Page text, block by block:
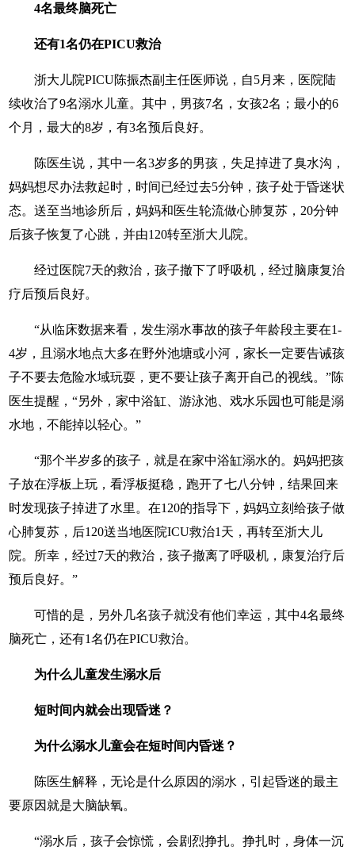
4名最终脑死亡
还有1名仍在PICU救治
浙大儿院PICU陈振杰副主任医师说，自5月来，医院陆
续收治了9名溺水儿童。其中，男孩7名，女孩2名；最小的6
个月，最大的8岁，有3名预后良好。
陈医生说，其中一名3岁多的男孩，失足掉进了臭水沟，
妈妈想尽办法救起时，时间已经过去5分钟，孩子处于昏迷状
态。送至当地诊所后，妈妈和医生轮流做心肺复苏，20分钟
后孩子恢复了心跳，并由120转至浙大儿院。
经过医院7天的救治，孩子撤下了呼吸机，经过脑康复治
疗后预后良好。
“从临床数据来看，发生溺水事故的孩子年龄段主要在1-
4岁，且溺水地点大多在野外池塘或小河，家长一定要告诫孩
子不要去危险水域玩耍，更不要让孩子离开自己的视线。”陈
医生提醒，“另外，家中浴缸、游泳池、戏水乐园也可能是溺
水地，不能掉以轻心。”
“那个半岁多的孩子，就是在家中浴缸溺水的。妈妈把孩
子放在浮板上玩，看浮板挺稳，跑开了七八分钟，结果回来
时发现孩子掉进了水里。在120的指导下，妈妈立刻给孩子做
心肺复苏，后120送当地医院ICU救治1天，再转至浙大儿
院。所幸，经过7天的救治，孩子撤离了呼吸机，康复治疗后
预后良好。”
可惜的是，另外几名孩子就没有他们幸运，其中4名最终
脑死亡，还有1名仍在PICU救治。
为什么儿童发生溺水后
短时间内就会出现昏迷？
为什么溺水儿童会在短时间内昏迷？
陈医生解释，无论是什么原因的溺水，引起昏迷的最主
要原因就是大脑缺氧。
“溺水后，孩子会惊慌，会剧烈挣扎。挣扎时，身体一沉